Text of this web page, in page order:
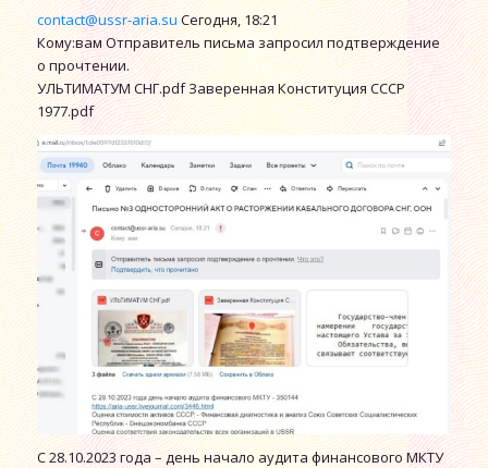
contact@ussr-aria.suСегодня, 18:21
Кому:вам Отправитель письма запросил подтверждение
о прочтении.
УЛЬТИМАТУМ СНГ.pdf Заверенная Конституция СССР
1977.pdf
С 28.10.2023 года – день начало аудита финансового МКТУ